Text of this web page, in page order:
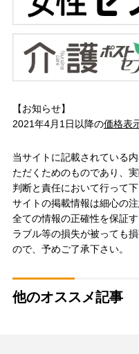
【お知らせ】
2021年4月1日以降の価格表
当サイトに記載されている
ただくためのものであり、
判断と責任において行って
サイトの掲載情報は細心の
全ての情報の正確性を保証
ラブル等の損失が被っても
ので、予めご了承下さい。
他のオススメ記事